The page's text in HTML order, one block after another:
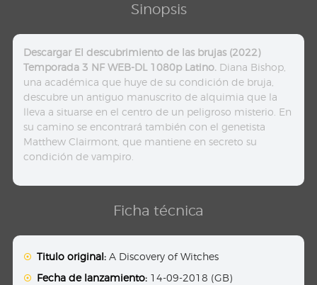
Sinopsis
Descargar El descubrimiento de las brujas (2022)
Temporada 3 NF WEB-DL 1080p Latino. Diana Bishop,
una académica que huye de su condición de bruja,
descubre un antiguo manuscrito de alquimia que la
lleva a situarse en el centro de un peligroso misterio. En
su camino se encontrará también con el genetista
Matthew Clairmont, que mantiene en secreto su
condición de vampiro.
Ficha técnica
Titulo original: A Discovery of Witches
Fecha de lanzamiento: 14-09-2018 (GB)